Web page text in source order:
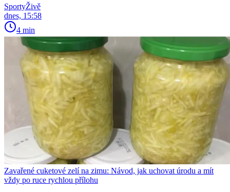
SportyŽivě
dnes, 15:58
4 min
Zavařené cuketové zelí na zimu: Návod, jak uchovat úrodu a mít
vždy po ruce rychlou přílohu